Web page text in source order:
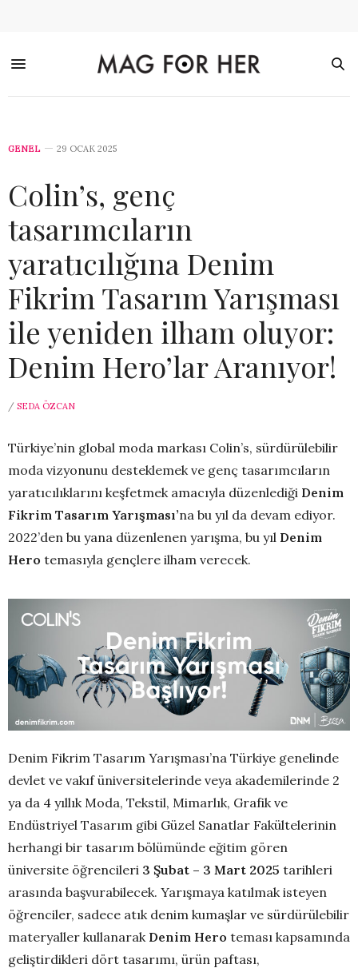
GENEL 29 OCAK 2025
Colin’s, genç
tasarımcıların
yaratıcılığına Denim
Fikrim Tasarım Yarışması
ile yeniden ilham oluyor:
Denim Hero’lar Aranıyor!
/ SEDA ÖZCAN
Türkiye’nin global moda markası Colin’s, sürdürülebilir
moda vizyonunu desteklemek ve genç tasarımcıların
yaratıcılıklarını keşfetmek amacıyla düzenlediği Denim
Fikrim Tasarım Yarışması’na bu yıl da devam ediyor.
2022’den bu yana düzenlenen yarışma, bu yıl Denim
Hero temasıyla gençlere ilham verecek.
Denim Fikrim Tasarım Yarışması’na Türkiye genelinde
devlet ve vakıf üniversitelerinde veya akademilerinde 2
ya da 4 yıllık Moda, Tekstil, Mimarlık, Grafik ve
Endüstriyel Tasarım gibi Güzel Sanatlar Fakültelerinin
herhangi bir tasarım bölümünde eğitim gören
üniversite öğrencileri 3 Şubat – 3 Mart 2025 tarihleri
arasında başvurabilecek. Yarışmaya katılmak isteyen
öğrenciler, sadece atık denim kumaşlar ve sürdürülebilir
materyaller kullanarak Denim Hero teması kapsamında
geliştirdikleri dört tasarımı, ürün paftası,